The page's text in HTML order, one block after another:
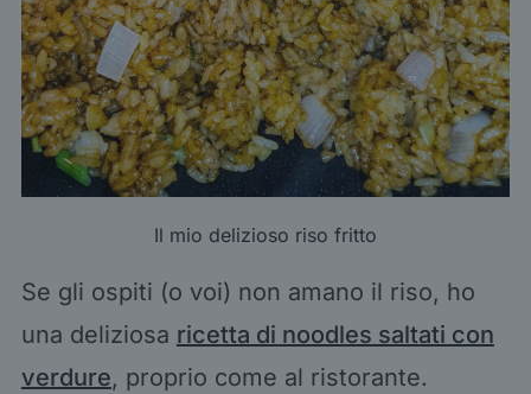
Il mio delizioso riso fritto
Se gli ospiti (o voi) non amano il riso, ho
una deliziosa ricetta di noodles saltati con
verdure, proprio come al ristorante.